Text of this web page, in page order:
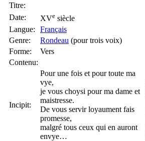
Titre:
Date:
XVe siècle
Langue:
Français
Genre:
Rondeau (pour trois voix)
Forme:
Vers
Contenu:
Incipit:
Pour une fois et pour toute ma
vye,
je vous choysi pour ma dame et
maistresse.
De vous servir loyaument fais
promesse,
malgré tous ceux qui en auront
envye…